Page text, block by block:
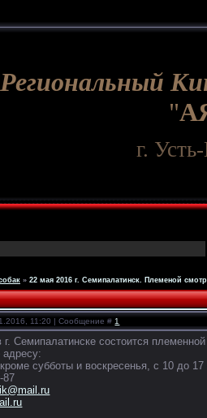
Региональный
"
г.
» 22 мая 2016 г. Семипалатинск. Племеной
11:20 | Сообщение # 1
Семипалатинске состоится
адресу:
субботы и воскресенья, с 10 до 17
87